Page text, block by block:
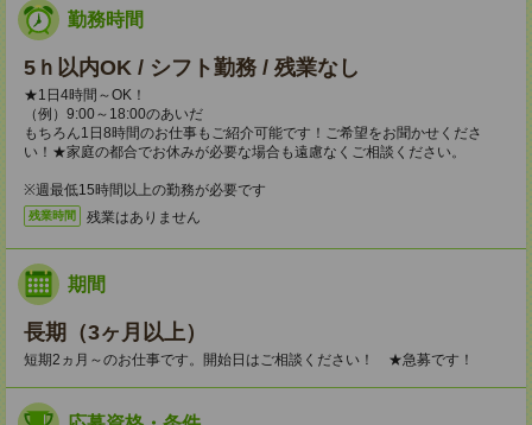
勤務時間
5ｈ以内OK / シフト勤務 / 残業なし
★1日4時間～OK！
（例）9:00～18:00のあいだ
もちろん1日8時間のお仕事もご紹介可能です！ご希望をお聞かせくださ
い！★家庭の都合でお休みが必要な場合も遠慮なくご相談ください。
※週最低15時間以上の勤務が必要です
残業時間 残業はありません
期間
長期（3ヶ月以上）
短期2ヵ月～のお仕事です。開始日はご相談ください！ ★急募です！